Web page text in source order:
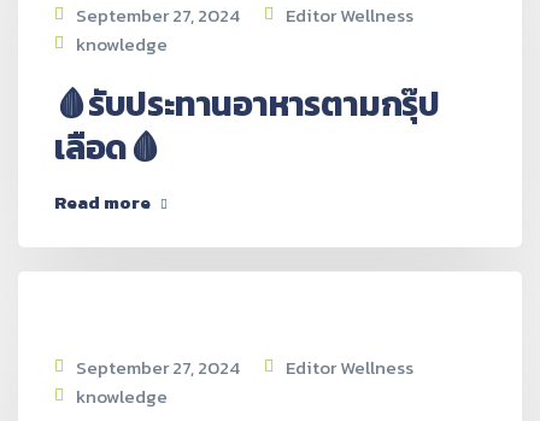
September 27, 2024
Editor Wellness
knowledge
🩸รับประทานอาหารตามกรุ๊ป
เลือด🩸
Read more
September 27, 2024
Editor Wellness
knowledge